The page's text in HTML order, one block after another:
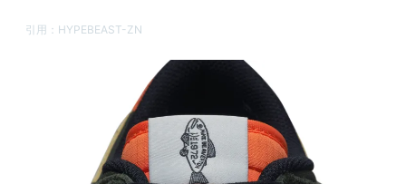
引用： HYPEBEAST-ZN